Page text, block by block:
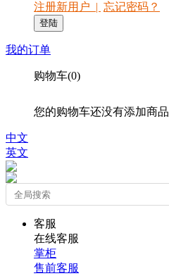
注册新用户 | 忘记密码？
我的订单
购物车(0)
您的购物车还没有添加商品
中文
英文
客服
在线客服
掌柜
售前客服